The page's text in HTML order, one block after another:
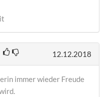
12.12.2018
immer wieder Freude